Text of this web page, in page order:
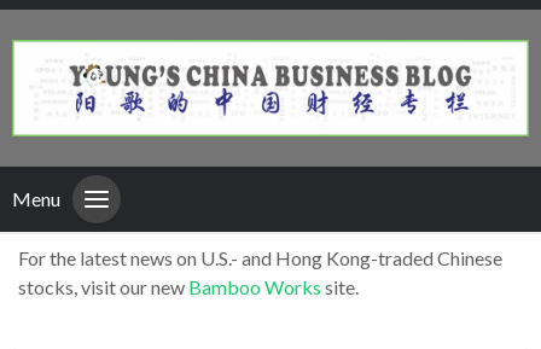
Menu
For the latest news on U.S.- and Hong Kong-traded Chinese
stocks, visit our new Bamboo Works site.